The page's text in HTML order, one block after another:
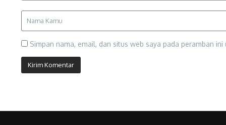
Simpan nama, email, dan situs web saya pada peramban